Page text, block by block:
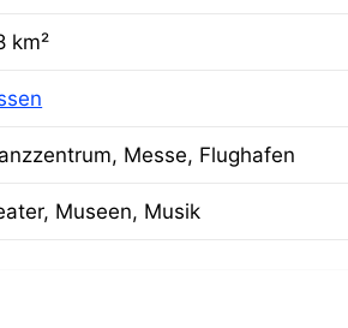
km²
Messe, Flughafen
Museen, Musik